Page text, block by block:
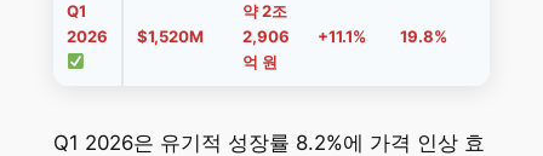
Q1
2026
$1,520M
약 2조
2,906
억 원
+11.1% 19.8%
Q1 2026은 유기적 성장률 8.2%에 가격 인상 효